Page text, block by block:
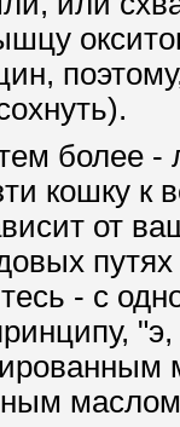
более -
кошку к
от
- с